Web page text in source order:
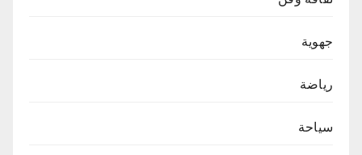
جهوية
رياضة
سياحة